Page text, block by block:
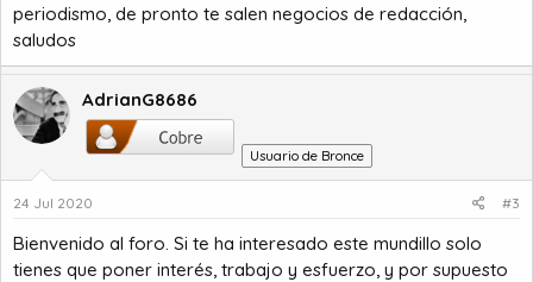
periodismo, de pronto te salen negocios de redacción,
saludos
AdrianG8686
Usuario de Bronce
24 Jul 2020 #3
Bienvenido al foro. Si te ha interesado este mundillo solo
tienes que poner interés, trabajo y esfuerzo, y por supuesto